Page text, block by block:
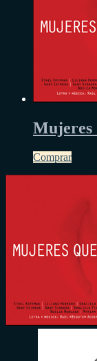
Mujeres
Comprar